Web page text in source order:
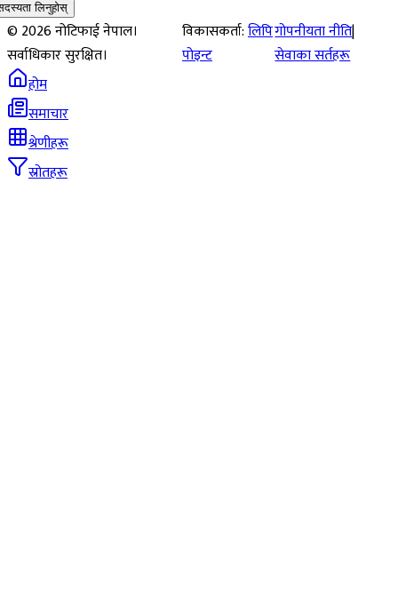
लिनुहोस्
©2026नोटिफाई नेपाल।
सर्वाधिकार सुरक्षित।
विकासकर्ता:लिपि
पोइन्ट
गोपनीयता नीति|
सेवाका सर्तहरू
होम
समाचार
श्रेणीहरू
स्रोतहरू